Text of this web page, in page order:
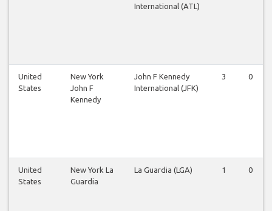
International (ATL)
United
States
New York
John F
Kennedy
John F Kennedy
International (JFK)
3 0
United
States
New York La
Guardia
La Guardia (LGA) 1 0